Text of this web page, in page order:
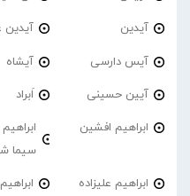
آیدین آیدین
آیس دارسی آیشاه
آیین حسینی اَبراد
ابراهیم افشین
سیما
ابراهیم علیزاده